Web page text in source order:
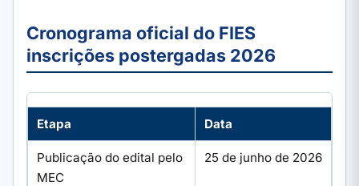
Cronograma oficial do FIES
inscrições postergadas 2026
Etapa Data
Publicação do edital pelo
MEC
25 de junho de 2026